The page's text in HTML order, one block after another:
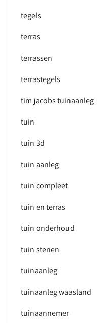
tegels
terras
terrassen
terrastegels
tim jacobs tuinaanleg
tuin
tuin 3d
tuin aanleg
tuin compleet
tuin en terras
tuin onderhoud
tuin stenen
tuinaanleg
tuinaanleg waasland
tuinaannemer